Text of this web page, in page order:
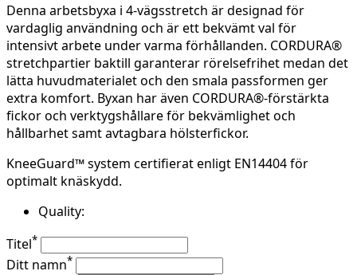
Denna arbetsbyxa i 4-vägsstretch är designad för
vardaglig användning och är ett bekvämt val för
intensivt arbete under varma förhållanden. CORDURA®
stretchpartier baktill garanterar rörelsefrihet medan det
lätta huvudmaterialet och den smala passformen ger
extra komfort. Byxan har även CORDURA®-förstärkta
fickor och verktygshållare för bekvämlighet och
hållbarhet samt avtagbara hölsterfickor.
KneeGuard™ system certifierat enligt EN14404 för
optimalt knäskydd.
Quality:
Titel*
Ditt namn*